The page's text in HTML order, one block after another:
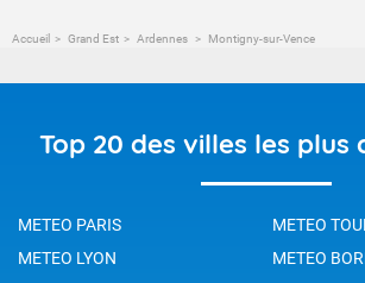
Accueil Grand Est Ardennes Montigny-sur-Vence
Top 20 des villes les plus
METEO PARIS
METEO
METEO LYON
METEO